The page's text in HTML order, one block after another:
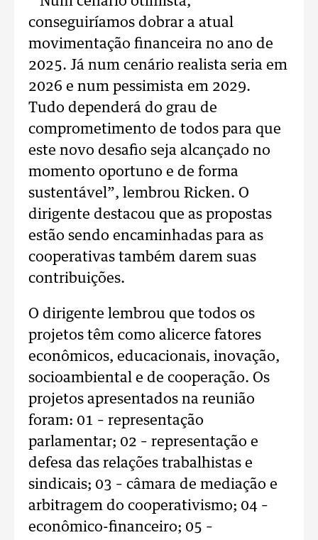
conseguiríamos dobrar a atual
movimentação financeira no ano de
2025. Já num cenário realista seria em
2026 e num pessimista em 2029.
Tudo dependerá do grau de
comprometimento de todos para que
este novo desafio seja alcançado no
momento oportuno e de forma
sustentável”, lembrou Ricken. O
dirigente destacou que as propostas
estão sendo encaminhadas para as
cooperativas também darem suas
contribuições.
O dirigente lembrou que todos os
projetos têm como alicerce fatores
econômicos, educacionais, inovação,
socioambiental e de cooperação. Os
projetos apresentados na reunião
foram: 01 – representação
parlamentar; 02 – representação e
defesa das relações trabalhistas e
sindicais; 03 – câmara de mediação e
arbitragem do cooperativismo; 04 –
econômico-financeiro; 05 –